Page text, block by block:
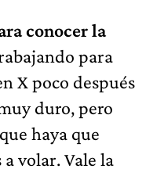
conocer la
para
X poco después
duro, pero
haya que
volar. Vale la